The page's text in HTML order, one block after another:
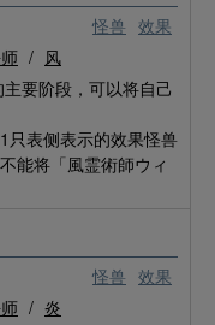
怪兽 效果
/ 风
主要阶段，可以将自己
只表侧表示的效果怪兽
能将「風霊術師ウィ
怪兽 效果
/ 炎